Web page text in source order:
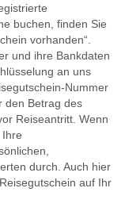
buchen, finden Sie
vorhanden“.
und ihre Bankdaten
an uns
Nummer
den Betrag des
Reiseantritt. Wenn
durch. Auch hier
auf Ihr